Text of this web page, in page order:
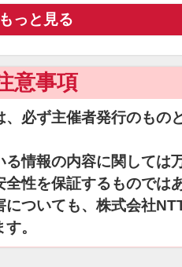
もっと見る
意事項
必ず主催者発行のもの
情報の内容に関しては
性を保証するものでは
ついても、株式会社
。